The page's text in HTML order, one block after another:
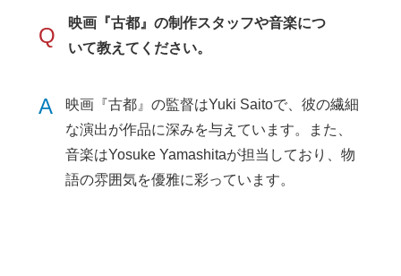
Q
映画『古都』の制作スタッフや音楽につ
いて教えてください。
A
映画『古都』の監督はYuki Saitoで、彼の繊細
な演出が作品に深みを与えています。また、
音楽はYosuke Yamashitaが担当しており、物
語の雰囲気を優雅に彩っています。